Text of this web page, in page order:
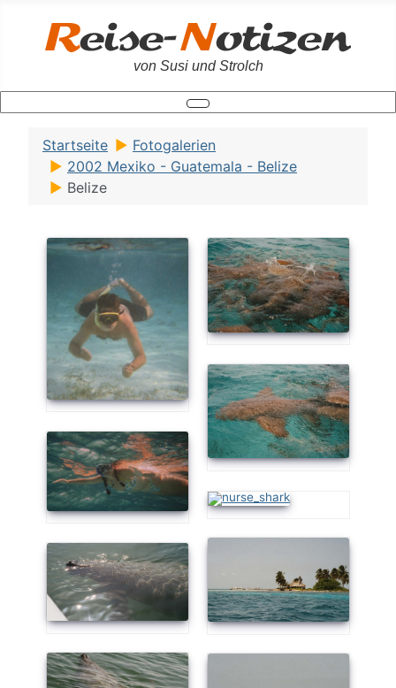
von Susi und Strolch
Startseite
Fotogalerien
2002 Mexiko - Guatemala - Belize
Belize